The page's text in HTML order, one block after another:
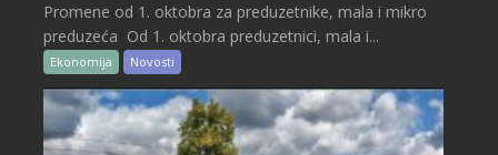
Promene od 1. oktobra za preduzetnike, mala i mikro
preduzeća Od 1. oktobra preduzetnici, mala i...
Ekonomija Novosti